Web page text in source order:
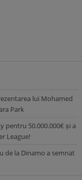
lui Mohamed
Park
pentru 50.000.000€ și a
League!
de la Dinamo a semnat